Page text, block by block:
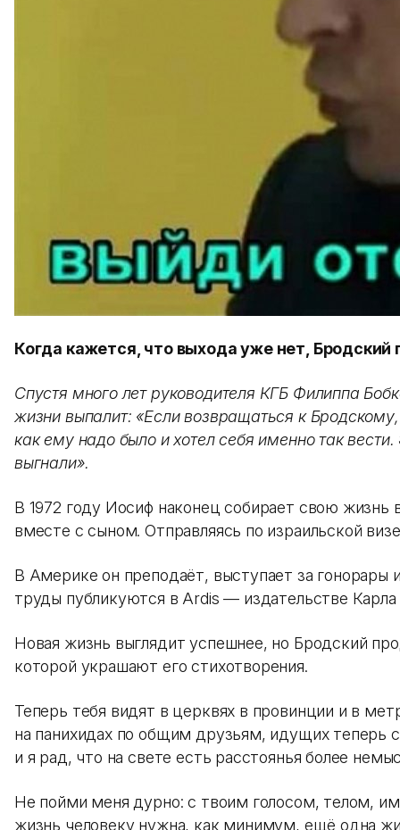
Когда кажется, что выхода уже нет,
Спустя много лет руководителя КГБ Филиппа
жизни выпалит: «Если возвращаться к
как ему надо было и хотел себя именно так
выгнали».
В 1972 году Иосиф наконец собирает свою
вместе с сыном. Отправляясь по израильской
В Америке он преподаёт, выступает за
труды публикуются в Ardis — издательстве
Новая жизнь выглядит успешнее, но Бродский
которой украшают его стихотворения.
Теперь тебя видят в церквях в провинции и в
на панихидах по общим друзьям, идущих теперь
и я рад, что на свете есть расстоянья более
Не пойми меня дурно: с твоим голосом, телом,
жизнь человеку нужна, как минимум, ещё одна